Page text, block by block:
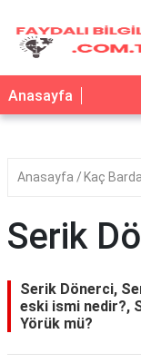
Anasayfa
Anasayfa Kaç
Serik
Serik Dönerci,
eski ismi nedir?,
Yörük mü?